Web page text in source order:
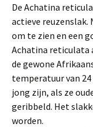
De Achatina
actieve reuzenslak.
om te zien en een
Achatina reticulata
de gewone
temperatuur van 24
jong zijn, als ze
geribbeld. Het
worden.